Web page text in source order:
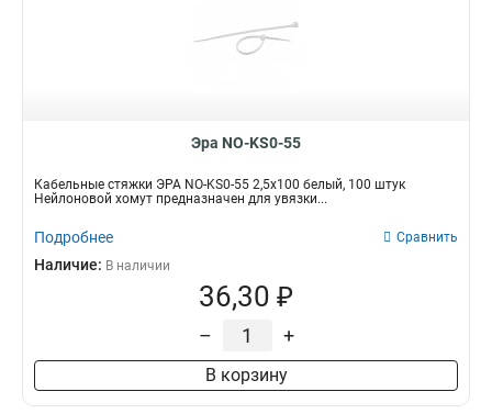
Эра NO-KS0-55
Кабельные стяжки ЭРА NO-KS0-55 2,5х100 белый, 100 штук
Нейлоновой хомут предназначен для увязки...
Подробнее Сравнить
Наличие: В наличии
36,30 ₽
– +
В корзину